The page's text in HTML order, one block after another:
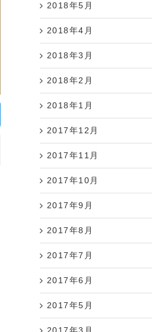
2018年5月
2018年4月
2018年3月
2018年2月
2018年1月
2017年12月
2017年11月
2017年10月
2017年9月
2017年8月
2017年7月
2017年6月
2017年5月